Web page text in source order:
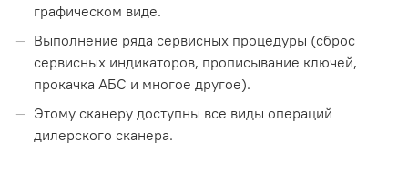
графическом виде.
Выполнение ряда сервисных процедуры (сброс
сервисных индикаторов, прописывание ключей,
прокачка АБС и многое другое).
Этому сканеру доступны все виды операций
дилерского сканера.